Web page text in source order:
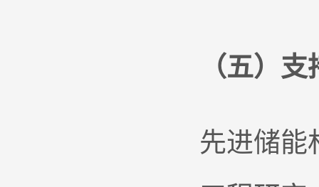
（五）
先进储能